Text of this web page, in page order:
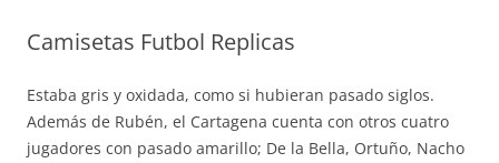
Camisetas Futbol Replicas
Estaba gris y oxidada, como si hubieran pasado siglos.
Además de Rubén, el Cartagena cuenta con otros cuatro
jugadores con pasado amarillo; De la Bella, Ortuño, Nacho